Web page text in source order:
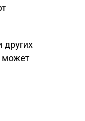
других
может